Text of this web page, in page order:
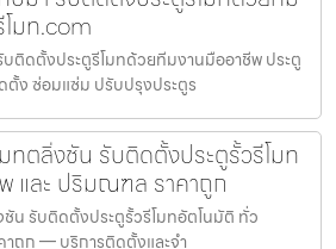
มท.com
ติดตั้งประตูรีโมทด้วยทีมงานมืออาชีพ ประตู
ง ซ่อมแซ่ม ปรับปรุงประตูร
ทตลิ่งชัน รับติดตั้งประตูรั้วรีโมท
และ ปริมณฑล ราคาถูก
น รับติดตั้งประตูรั้วรีโมทอัตโนมัติ ทั่ว
าถูก — บริการติดตั้งและจำ